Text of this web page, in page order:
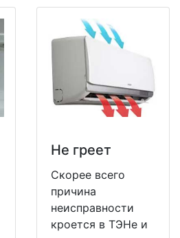
Не греет
Скорее всего
причина
неисправности
кроется в ТЭНе и